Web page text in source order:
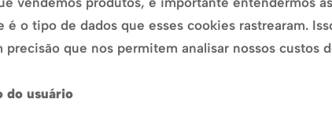
é o tipo de dados que esses cookies rastrearam.
precisão que nos permitem analisar nossos
do usuário